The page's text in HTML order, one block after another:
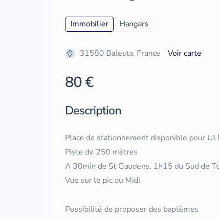
Immobilier Hangars
31580 Balesta, France Voir carte
80 €
Description
Place de stationnement disponible pour
Piste de 250 mètres
A 30min de St Gaudens, 1h15 du Sud de
Vue sur le pic du Midi
Possibilité de proposer des baptèmes